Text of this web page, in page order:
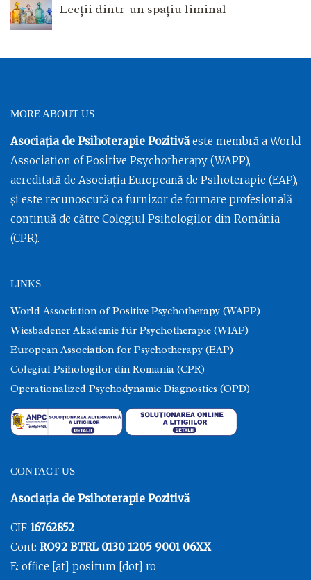
Lecții dintr-un spațiu liminal
MORE ABOUT US
Asociația de Psihoterapie Pozitivăeste membră a World
Association of Positive Psychotherapy (WAPP),
acreditată de Asociația Europeană de Psihoterapie (EAP),
și este recunoscută ca furnizor de formare profesională
continuă de către Colegiul Psihologilor din România
(CPR).
LINKS
World Association of Positive Psychotherapy (WAPP)
Wiesbadener Akademie für Psychotherapie (WIAP)
European Association for Psychotherapy (EAP)
Colegiul Psihologilor din Romania (CPR)
Operationalized Psychodynamic Diagnostics (OPD)
CONTACT US
Asociația de Psihoterapie Pozitivă
CIF 16762852
Cont: RO92 BTRL 0130 1205 9001 06XX
E: office [at] positum [dot] ro